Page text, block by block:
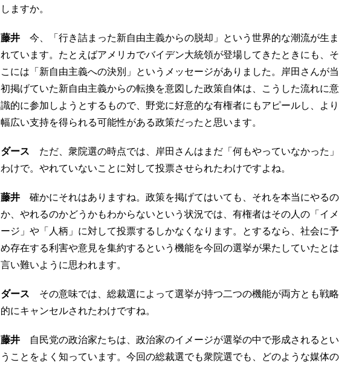
しますか。
藤井 今、「行き詰まった新自由主義からの脱却」という世界的な潮流が生ま
れています。たとえばアメリカでバイデン大統領が登場してきたときにも、そ
こには「新自由主義への決別」というメッセージがありました。岸田さんが当
初掲げていた新自由主義からの転換を意図した政策自体は、こうした流れに意
識的に参加しようとするもので、野党に好意的な有権者にもアピールし、より
幅広い支持を得られる可能性がある政策だったと思います。
ダース ただ、衆院選の時点では、岸田さんはまだ「何もやっていなかった」
わけで。やれていないことに対して投票させられたわけですよね。
藤井 確かにそれはありますね。政策を掲げてはいても、それを本当にやるの
か、やれるのかどうかもわからないという状況では、有権者はその人の「イメ
ージ」や「人柄」に対して投票するしかなくなります。とするなら、社会に予
め存在する利害や意見を集約するという機能を今回の選挙が果たしていたとは
言い難いように思われます。
ダース その意味では、総裁選によって選挙が持つ二つの機能が両方とも戦略
的にキャンセルされたわけですね。
藤井 自民党の政治家たちは、政治家のイメージが選挙の中で形成されるとい
うことをよく知っています。今回の総裁選でも衆院選でも、どのような媒体の